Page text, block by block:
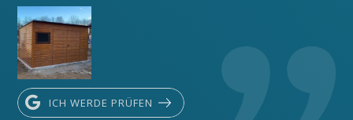
ICH WERDE PRÜFEN